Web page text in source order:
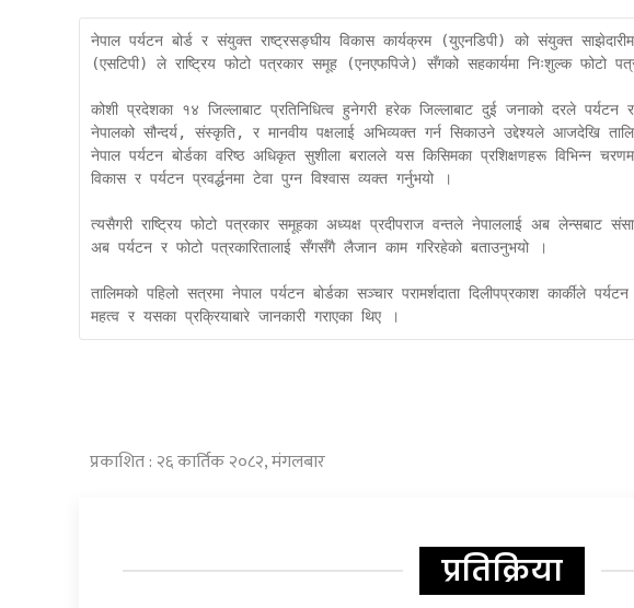
नेपाल पर्यटन बोर्ड र संयुक्त राष्ट्रसङ्घीय विकास कार्यक्रम (युएनडिपी) को संयुक्त
(एसटिपी) ले राष्ट्रिय फोटो पत्रकार समूह (एनएफपिजे) सँगको सहकार्यमा निःशुल्क फोटो
कोशी प्रदेशका १४ जिल्लाबाट प्रतिनिधित्व हुनेगरी हरेक जिल्लाबाट दुई जनाको दरले पर्यटन र
नेपालको सौन्दर्य, संस्कृति, र मानवीय पक्षलाई अभिव्यक्त गर्न सिकाउने उद्देश्यले आजदेखि
नेपाल पर्यटन बोर्डका वरिष्ठ अधिकृत सुशीला बरालले यस किसिमका प्रशिक्षणहरू विभिन्न
विकास र पर्यटन प्रवर्द्धनमा टेवा पुग्न विश्वास व्यक्त गर्नुभयो ।
त्यसैगरी राष्ट्रिय फोटो पत्रकार समूहका अध्यक्ष प्रदीपराज वन्तले नेपाललाई अब लेन्सबाट
अब पर्यटन र फोटो पत्रकारितालाई सँगसँगै लैजान काम गरिरहेको बताउनुभयो ।
तालिमको पहिलो सत्रमा नेपाल पर्यटन बोर्डका सञ्चार परामर्शदाता दिलीपप्रकाश कार्कीले
महत्व र यसका प्रक्रियाबारे जानकारी गराएका थिए ।
प्रकाशित : २६ कार्तिक २०८२, मंगलबार
प्रतिक्रिया